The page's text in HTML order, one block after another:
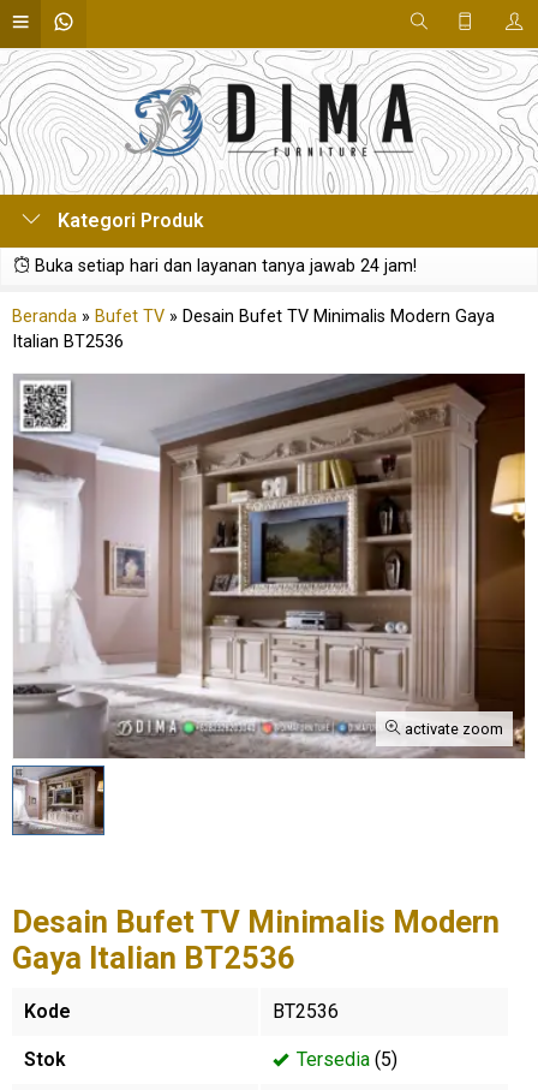
Kategori Produk
Buka setiap hari dan layanan tanya jawab 24 jam!
Beranda » Bufet TV » Desain Bufet TV Minimalis Modern Gaya
Italian BT2536
activate zoom
Desain Bufet TV Minimalis Modern
Gaya Italian BT2536
Kode BT2536
Stok Tersedia (5)